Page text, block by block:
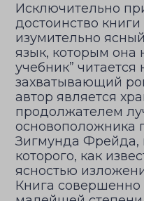
Исключительно
достоинство
изумительно
язык, которым она
учебник”
захватывающий
автор является
продолжателем
основоположника
Зигмунда Фрейда,
которого, как
ясностью
Книга